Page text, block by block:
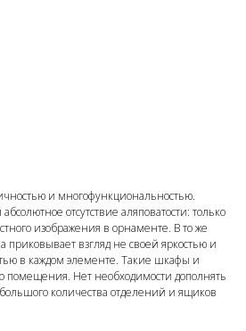
и многофункциональностью.
отсутствие аляповатости: только
изображения в орнаменте. В то же
взгляд не своей яркостью и
в каждом элементе. Такие шкафы и
помещения. Нет необходимости дополнять
количества отделений и ящиков